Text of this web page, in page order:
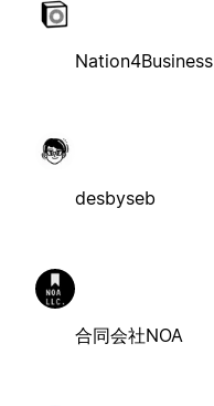
Nation4Business
desbyseb
合同会社NOA